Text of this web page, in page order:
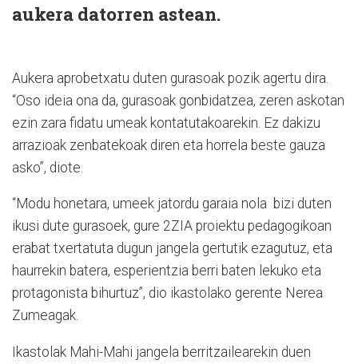
aukera datorren astean.
Aukera aprobetxatu duten gurasoak pozik agertu dira.
“Oso ideia ona da, gurasoak gonbidatzea, zeren askotan
ezin zara fidatu umeak kontatutakoarekin. Ez dakizu
arrazioak zenbatekoak diren eta horrela beste gauza
asko”, diote.
“Modu honetara, umeek jatordu garaia nola bizi duten
ikusi dute gurasoek, gure 2ZIA proiektu pedagogikoan
erabat txertatuta dugun jangela gertutik ezagutuz, eta
haurrekin batera, esperientzia berri baten lekuko eta
protagonista bihurtuz”, dio ikastolako gerente Nerea
Zumeagak.
Ikastolak Mahi-Mahi jangela berritzailearekin duen